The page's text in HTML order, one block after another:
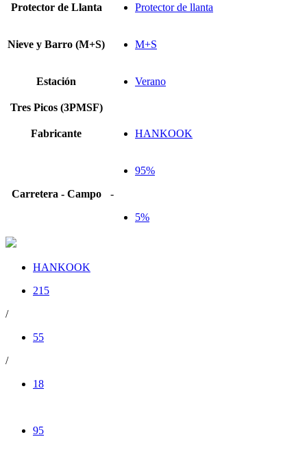
Protector de Llanta Protector de llanta
Nieve y Barro (M+S) M+S
Estación Verano
Tres Picos (3PMSF)
Fabricante HANKOOK
Carretera - Campo
95%
-
5%
HANKOOK
215
/
55
/
18
95